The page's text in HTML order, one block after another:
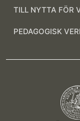
TILL NYTTA FÖR
PEDAGOGISK